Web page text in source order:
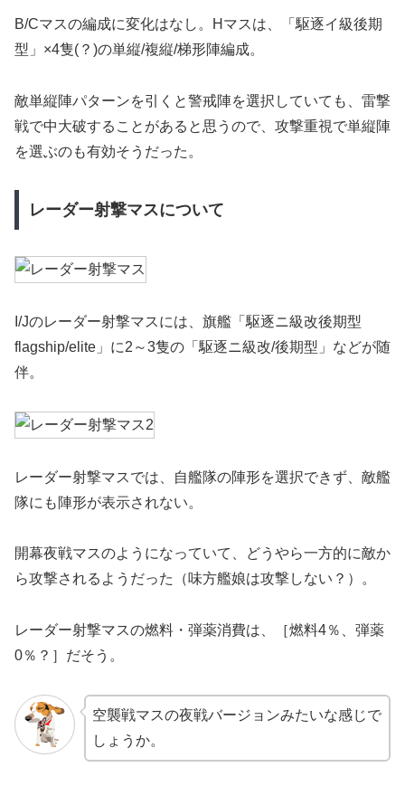
B/Cマスの編成に変化はなし。Hマスは、「駆逐イ級後期
型」×4隻(？)の単縦/複縦/梯形陣編成。
敵単縦陣パターンを引くと警戒陣を選択していても、雷撃
戦で中大破することがあると思うので、攻撃重視で単縦陣
を選ぶのも有効そうだった。
レーダー射撃マスについて
I/Jのレーダー射撃マスには、旗艦「駆逐ニ級改後期型
flagship/elite」に2～3隻の「駆逐ニ級改/後期型」などが随
伴。
レーダー射撃マスでは、自艦隊の陣形を選択できず、敵艦
隊にも陣形が表示されない。
開幕夜戦マスのようになっていて、どうやら一方的に敵か
ら攻撃されるようだった（味方艦娘は攻撃しない？）。
レーダー射撃マスの燃料・弾薬消費は、［燃料4％、弾薬
0％？］だそう。
空襲戦マスの夜戦バージョンみたいな感じで
しょうか。